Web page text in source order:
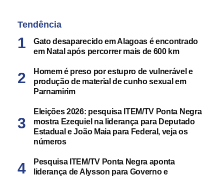
Tendência
Gato desaparecido em Alagoas é encontrado
em Natal após percorrer mais de 600 km
Homem é preso por estupro de vulnerável e
produção de material de cunho sexual em
Parnamirim
Eleições 2026: pesquisa ITEM/TV Ponta Negra
mostra Ezequiel na liderança para Deputado
Estadual e João Maia para Federal, veja os
números
Pesquisa ITEM/TV Ponta Negra aponta
liderança de Alysson para Governo e